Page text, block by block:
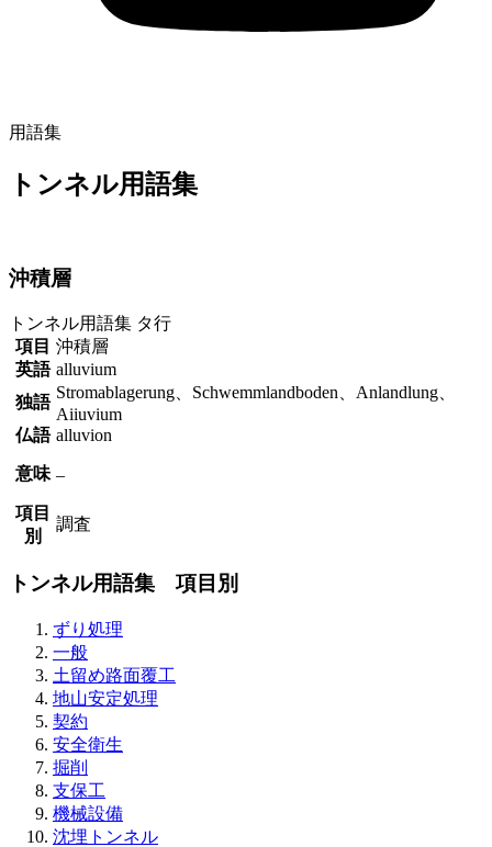
用語集
トンネル用語集
沖積層
トンネル用語集 タ行
項目 沖積層
英語 alluvium
独語
Stromablagerung、Schwemmlandboden、Anlandlung、
Aiiuvium
仏語 alluvion
意味 –
項目
別
調査
トンネル用語集 項目別
ずり処理
一般
土留め路面覆工
地山安定処理
契約
安全衛生
掘削
支保工
機械設備
沈埋トンネル